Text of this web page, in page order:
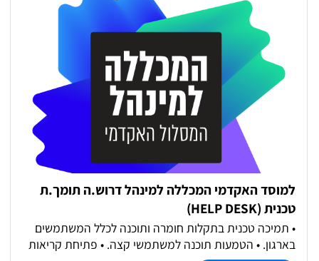
למוסד האקדמי המכללה למינהל דרוש.ה תומך.ת
טכנית (HELP DESK)
• תמיכה טכנית בתקלות חומרה ותוכנה לכלל המשתמשים
בארגון. • הטמעות תוכנה למשתמשי קצה. • פתיחת קריאות